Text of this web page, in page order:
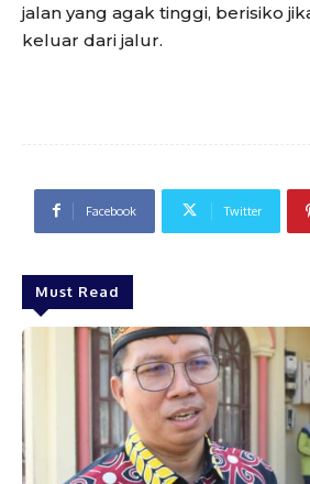
jalan yang agak tinggi, berisiko
keluar dari jalur.
Facebook Twitter
Must Read